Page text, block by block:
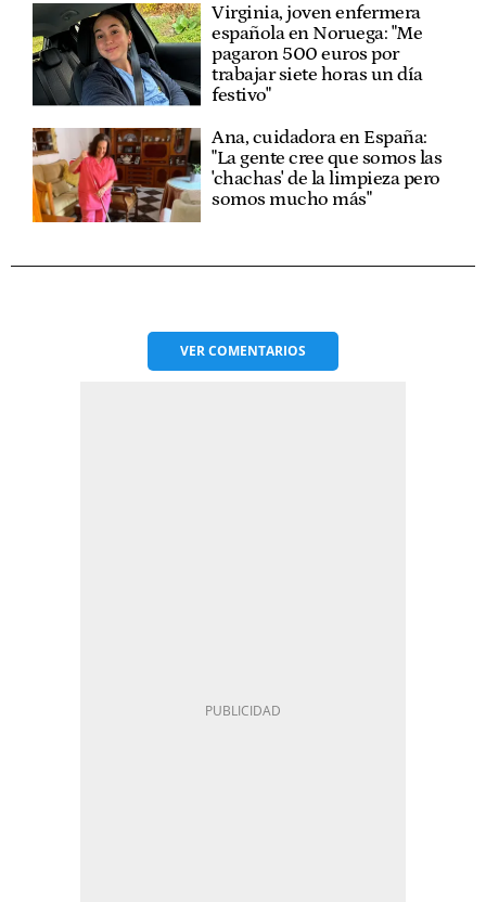
Virginia, joven enfermera
española en Noruega: "Me
pagaron 500 euros por
trabajar siete horas un día
festivo"
Ana, cuidadora en España:
"La gente cree que somos las
'chachas' de la limpieza pero
somos mucho más"
VERCOMENTARIOS